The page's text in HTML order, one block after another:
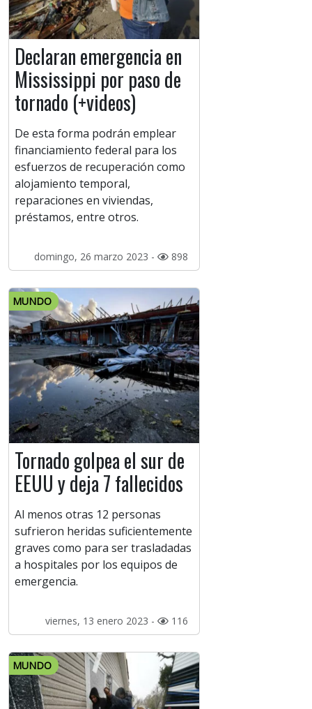
Declaran emergencia en
Mississippi por paso de
tornado (+videos)
De esta forma podrán emplear
financiamiento federal para los
esfuerzos de recuperación como
alojamiento temporal,
reparaciones en viviendas,
préstamos, entre otros.
domingo, 26 marzo 2023 - 898
MUNDO
Tornado golpea el sur de
EEUU y deja 7 fallecidos
Al menos otras 12 personas
sufrieron heridas suficientemente
graves como para ser trasladadas
a hospitales por los equipos de
emergencia.
viernes, 13 enero 2023 - 116
MUNDO